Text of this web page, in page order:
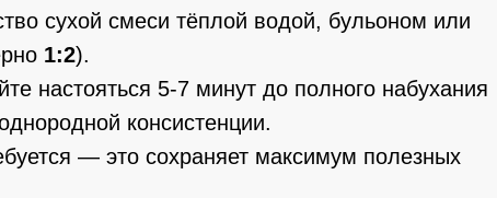
сухой смеси тёплой водой, бульоном или
1:2).
настояться 5-7 минут до полного набухания
консистенции.
— это сохраняет максимум полезных